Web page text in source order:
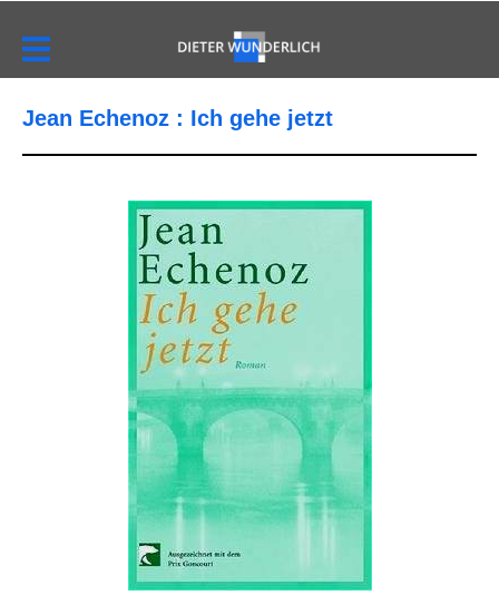
Jean Echenoz : Ich gehe jetzt